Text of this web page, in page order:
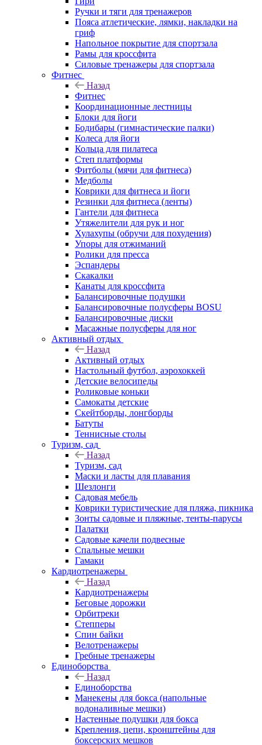
Ручки и тяги для тренажеров
Пояса атлетические, лямки, накладки на
гриф
Напольное покрытие для спортзала
Рамы для кроссфита
Силовые тренажеры для спортзала
Фитнес
Назад
Фитнес
Координационные лестницы
Блоки для йоги
Бодибары (гимнастические палки)
Колеса для йоги
Кольца для пилатеса
Степ платформы
Фитболы (мячи для фитнеса)
Медболы
Коврики для фитнеса и йоги
Резинки для фитнеса (ленты)
Гантели для фитнеса
Утяжелители для рук и ног
Хулахупы (обручи для похудения)
Упоры для отжиманий
Ролики для пресса
Эспандеры
Скакалки
Канаты для кроссфита
Балансировочные подушки
Балансировочные полусферы BOSU
Балансировочные диски
Масажные полусферы для ног
Активный отдых
Назад
Активный отдых
Настольный футбол, аэрохоккей
Детские велосипеды
Роликовые коньки
Самокаты детские
Скейтборды, лонгборды
Батуты
Теннисные столы
Туризм, сад
Назад
Туризм, сад
Маски и ласты для плавания
Шезлонги
Садовая мебель
Коврики туристические для пляжа, пикника
Зонты садовые и пляжные, тенты-парусы
Палатки
Садовые качели подвесные
Спальные мешки
Гамаки
Кардиотренажеры
Назад
Кардиотренажеры
Беговые дорожки
Орбитреки
Степперы
Спин байки
Велотренажеры
Гребные тренажеры
Единоборства
Назад
Единоборства
Манекены для бокса (напольные
водоналивные мешки)
Настенные подушки для бокса
Крепления, цепи, кронштейны для
боксерских мешков